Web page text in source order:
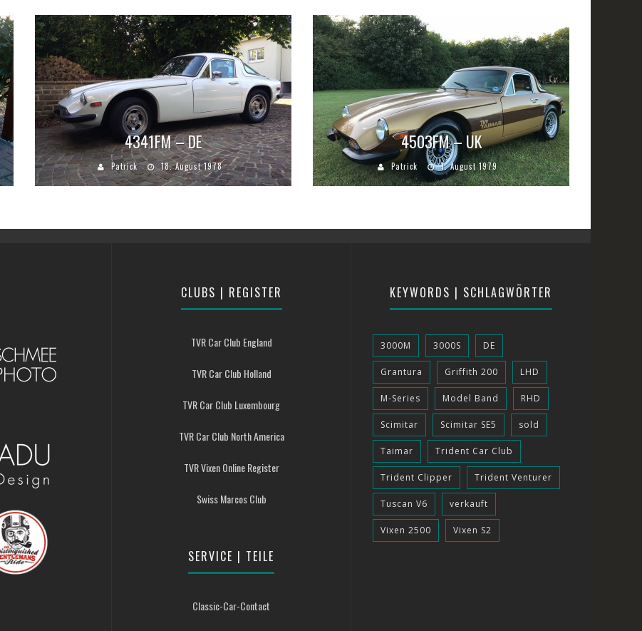
4341FM – DE
Patrick 18. August 1978
4503FM – UK
Patrick 1. August 1979
CLUBS | REGISTER
TVR Car Club England
TVR Car Club Holland
TVR Car Club Luxembourg
TVR Car Club North America
TVR Vixen Online Register
Swiss Marcos Club
SERVICE | TEILE
Classic-Car-Contact
KEYWORDS | SCHLAGWÖRTER
3000M 3000S DE
Grantura Griffith 200 LHD
M-Series Model Band RHD
Scimitar Scimitar SE5 sold
Taimar Trident Car Club
Trident Clipper Trident Venturer
Tuscan V6 verkauft
Vixen 2500 Vixen S2